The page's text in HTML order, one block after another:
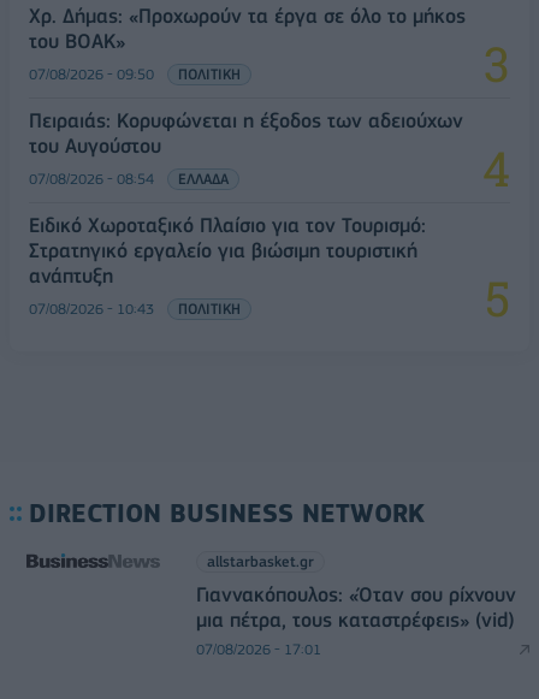
Χρ. Δήμας: «Προχωρούν τα έργα σε όλο το μήκος
του ΒΟΑΚ»
07/08/2026 - 09:50 ΠΟΛΙΤΙΚΗ
Πειραιάς: Κορυφώνεται η έξοδος των αδειούχων
του Αυγούστου
07/08/2026 - 08:54 ΕΛΛΑΔΑ
Ειδικό Χωροταξικό Πλαίσιο για τον Τουρισμό:
Στρατηγικό εργαλείο για βιώσιμη τουριστική
ανάπτυξη
07/08/2026 - 10:43 ΠΟΛΙΤΙΚΗ
DIRECTION BUSINESS NETWORK
allstarbasket.gr
Γιαννακόπουλος: «Όταν σου ρίχνουν
μια πέτρα, τους καταστρέφεις» (vid)
07/08/2026 - 17:01